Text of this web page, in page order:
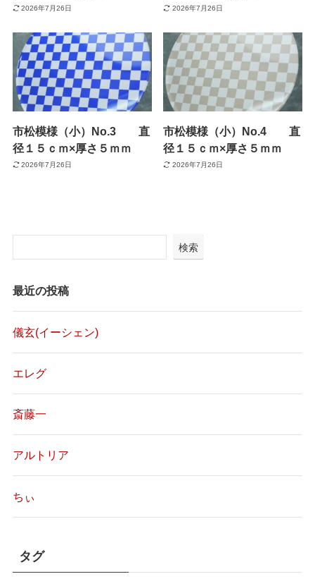
2026年7月26日 2026年7月26日
市松模様（小）No.3 直
径１５ｃｍ×厚さ５ｍｍ
2026年7月26日
市松模様（小）No.4 直
径１５ｃｍ×厚さ５ｍｍ
2026年7月26日
検索
最近の投稿
儀玄(イーシェン)
エレグ
斎藤一
アルトリア
ちぃ
タグ